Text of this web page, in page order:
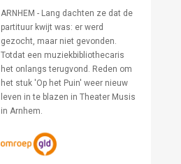
ARNHEM - Lang dachten ze dat de
partituur kwijt was: er werd
gezocht, maar niet gevonden.
Totdat een muziekbibliothecaris
het onlangs terugvond. Reden om
het stuk 'Op het Puin' weer nieuw
leven in te blazen in Theater Musis
in Arnhem.